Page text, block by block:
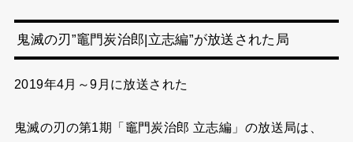
鬼滅の刃”竈門炭治郎|立志編”が放送された局
2019年4月～9月に放送された
鬼滅の刃の第1期「竈門炭治郎 立志編」の放送局は、